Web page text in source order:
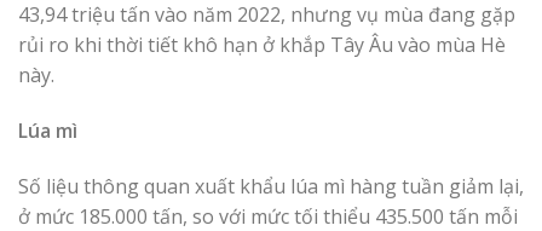
43,94 triệu tấn vào năm 2022, nhưng vụ mùa đang gặp
rủi ro khi thời tiết khô hạn ở khắp Tây Âu vào mùa Hè
này.
Lúa mì
Số liệu thông quan xuất khẩu lúa mì hàng tuần giảm lại,
ở mức 185.000 tấn, so với mức tối thiểu 435.500 tấn mỗi